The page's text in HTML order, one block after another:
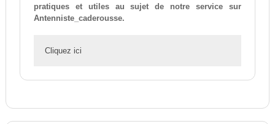
pratiques et utiles au sujet de notre service sur
Antenniste_caderousse.
Cliquez ici